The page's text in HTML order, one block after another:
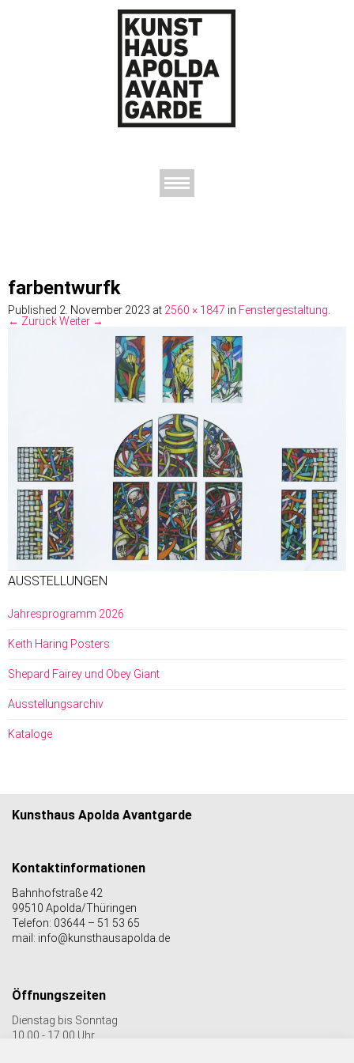
farbentwurfk
Published 2. November 2023 at 2560 × 1847 in Fenstergestaltung.
← ZurückWeiter →
AUSSTELLUNGEN
Jahresprogramm 2026
Keith Haring Posters
Shepard Fairey und Obey Giant
Ausstellungsarchiv
Kataloge
Kunsthaus Apolda Avantgarde
Kontaktinformationen
Bahnhofstraße 42
99510 Apolda/Thüringen
Telefon: 03644 – 51 53 65
mail: info@kunsthausapolda.de
Öffnungszeiten
Dienstag bis Sonntag
10.00 - 17.00 Uhr